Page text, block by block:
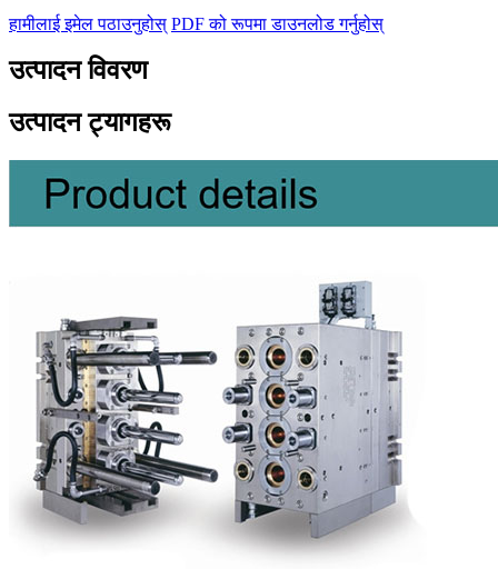
हामीलाई इमेल पठाउनुहोस् PDF को रूपमा डाउनलोड गर्नुहोस्
उत्पादन विवरण
उत्पादन ट्यागहरू